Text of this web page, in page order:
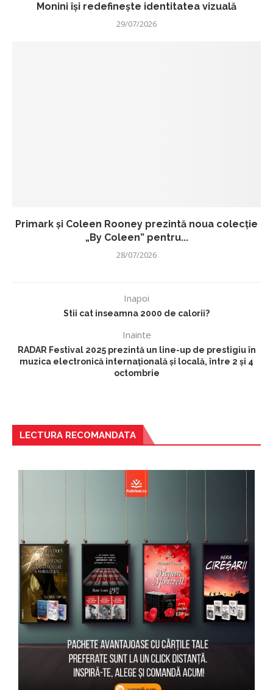
Monini își redefinește identitatea vizuală
29/07/2026
Primark și Coleen Rooney prezintă noua colecție
„By Coleen” pentru...
28/07/2026
Inapoi
Stii cat inseamna 2000 de calorii?
Inainte
RADAR Festival 2025 prezintă un line-up de prestigiu în
muzica electronică internațională și locală, între 2 și 4
octombrie
LECTURA RECOMANDATA